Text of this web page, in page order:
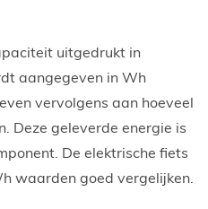
uitgedrukt in
aangegeven in Wh
vervolgens aan hoeveel
Deze geleverde energie is
De elektrische fiets
waarden goed vergelijken.